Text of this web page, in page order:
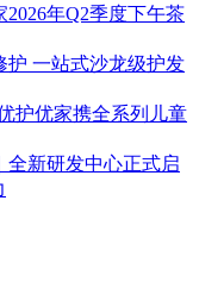
年Q2季度下午茶
护 一站式沙龙级护发
护优家携全系列儿童
全新研发中心正式启